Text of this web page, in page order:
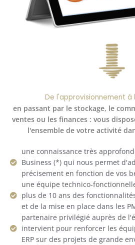
De l'approvisionnement à
en passant par le stockage, le
ventes ou les finances : vous
l'ensemble de votre activité
une connaissance très
Business (*) qui nous permet
précisement en fonction de vos
une équipe technico-
plus de 10 ans des
et de la mise en place dans les
partenaire privilégié auprès de
intervient pour renforcer les
ERP sur des projets de grande